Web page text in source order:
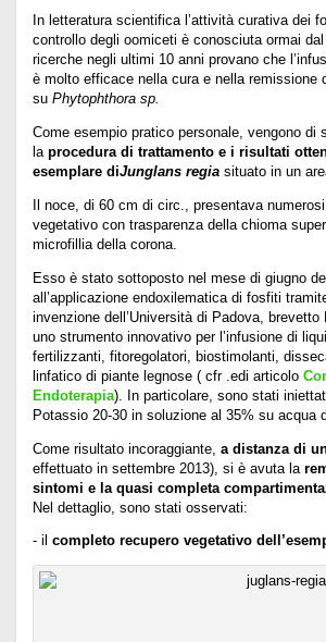
In letteratura scientifica l’attività curativa dei
controllo degli oomiceti è conosciuta ormai
ricerche negli ultimi 10 anni provano che
è molto efficace nella cura e nella remissione
su Phytophthora sp.
Come esempio pratico personale, vengono di
la procedura di trattamento e i risultati
esemplare diJunglans regia situato in un
Il noce, di 60 cm di circ., presentava
vegetativo con trasparenza della chioma
microfillia della corona.
Esso è stato sottoposto nel mese di giugno
all’applicazione endoxilematica di fosfiti
invenzione dell’Università di Padova, brevetto
uno strumento innovativo per l’infusione di
fertilizzanti, fitoregolatori, biostimolanti,
linfatico di piante legnose ( cfr .edi articolo
Endoterapia). In particolare, sono stati
Potassio 20-30 in soluzione al 35% su acqua
Come risultato incoraggiante, a distanza di
effettuato in settembre 2013), si è avuta la
sintomi e la quasi completa
Nel dettaglio, sono stati osservati:
- il completo recupero vegetativo